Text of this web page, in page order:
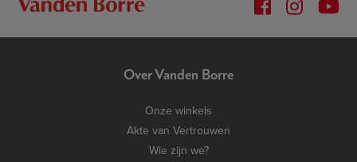
Over Vanden Borre
Onze winkels
Akte van Vertrouwen
Wie zijn we?